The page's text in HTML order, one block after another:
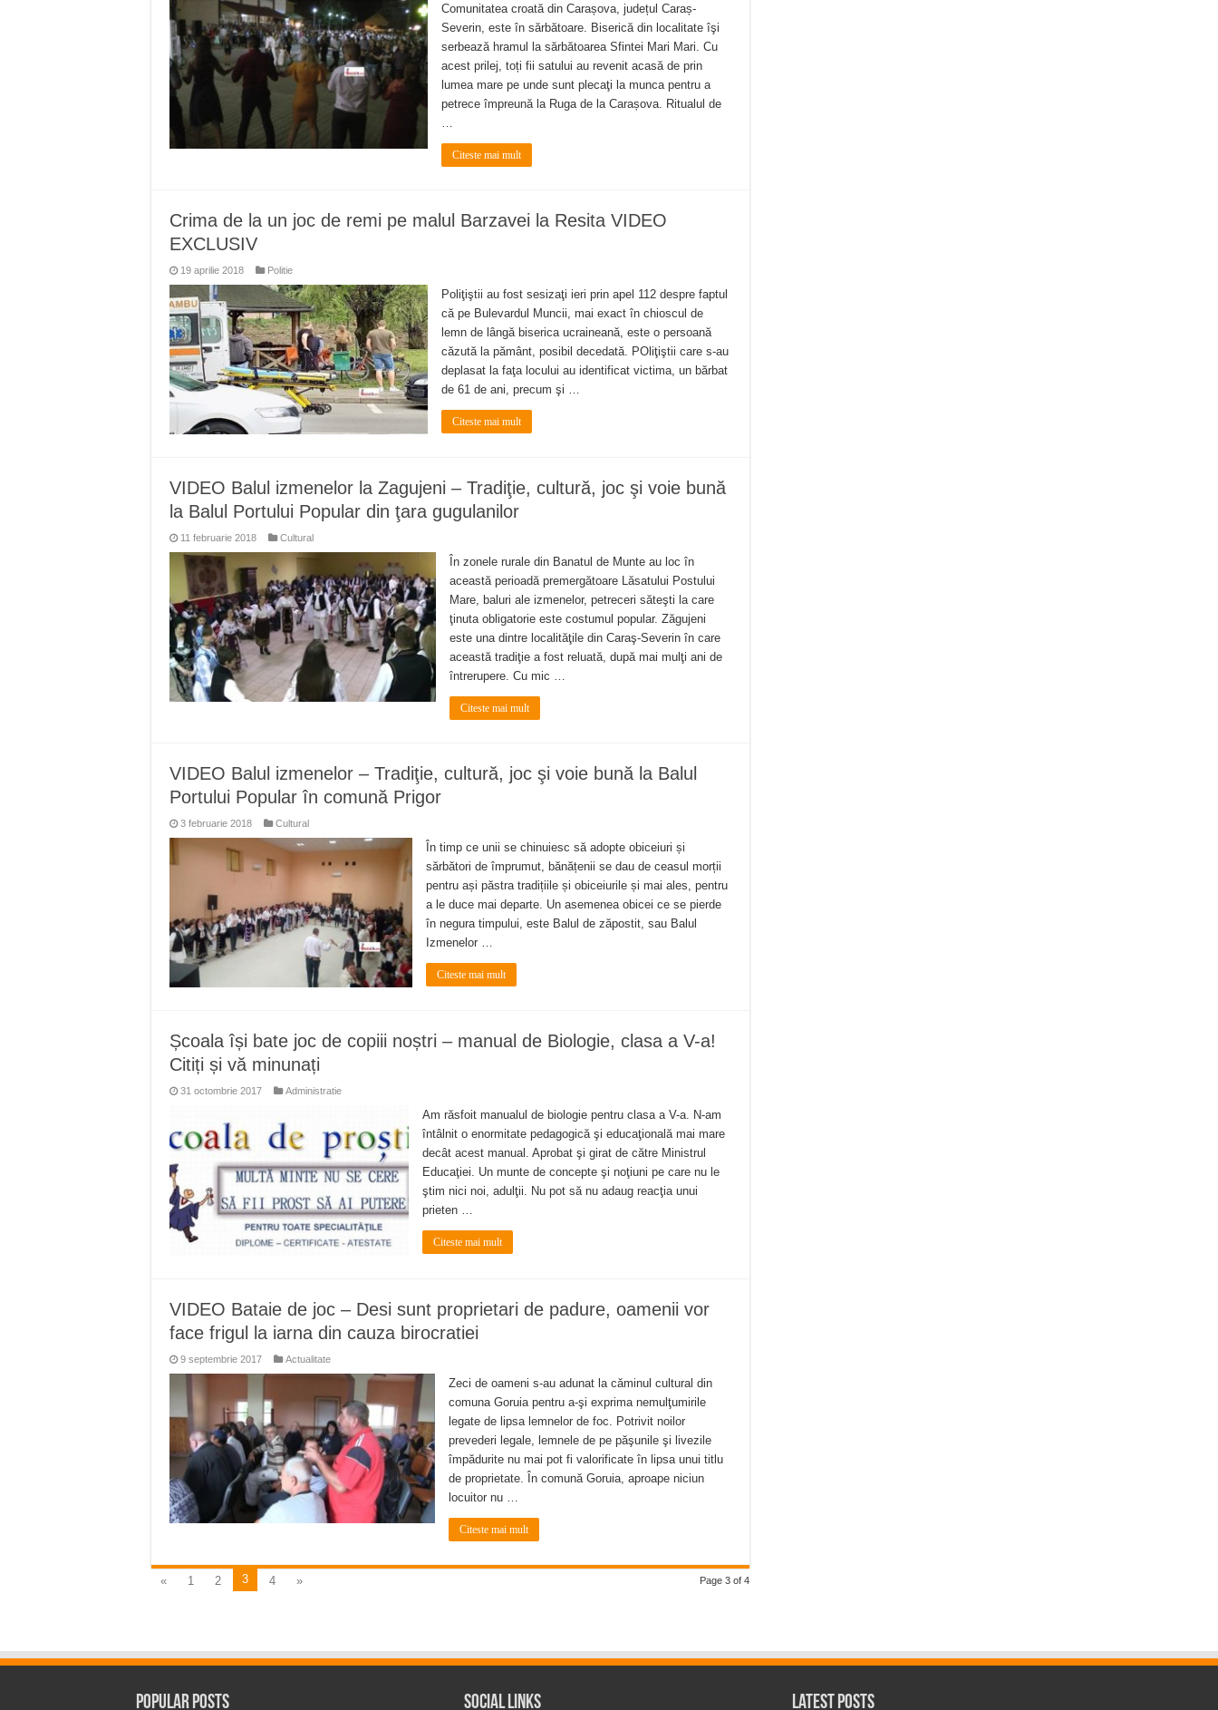
Comunitatea croată din Carașova, județul Caraș-
Severin, este în sărbătoare. Biserică din localitate îşi
serbează hramul la sărbătoarea Sfintei Mari Mari. Cu
acest prilej, toți fii satului au revenit acasă de prin
lumea mare pe unde sunt plecaţi la munca pentru a
petrece împreună la Ruga de la Carașova. Ritualul de
Citeste mai mult
Crima de la un joc de remi pe malul Barzavei la Resita VIDEO
EXCLUSIV
19 aprilie 2018 Politie
Poliţiştii au fost sesizaţi ieri prin apel 112 despre faptul
că pe Bulevardul Muncii, mai exact în chioscul de
lemn de lângă biserica ucraineană, este o persoană
căzută la pământ, posibil decedată. POliţiştii care s-au
deplasat la faţa locului au identificat victima, un bărbat
de 61 de ani, precum şi …
Citeste mai mult
VIDEO Balul izmenelor la Zagujeni – Tradiţie, cultură, joc şi voie bună
la Balul Portului Popular din ţara gugulanilor
11 februarie 2018 Cultural
În zonele rurale din Banatul de Munte au loc în
această perioadă premergătoare Lăsatului Postului
Mare, baluri ale izmenelor, petreceri săteşti la care
ţinuta obligatorie este costumul popular. Zăgujeni
este una dintre localităţile din Caraş-Severin în care
această tradiţie a fost reluată, după mai mulţi ani de
întrerupere. Cu mic …
Citeste mai mult
VIDEO Balul izmenelor – Tradiţie, cultură, joc şi voie bună la Balul
Portului Popular în comună Prigor
3 februarie 2018 Cultural
În timp ce unii se chinuiesc să adopte obiceiuri și
sărbători de împrumut, bănățenii se dau de ceasul morții
pentru ași păstra tradițiile și obiceiurile și mai ales, pentru
a le duce mai departe. Un asemenea obicei ce se pierde
în negura timpului, este Balul de zăpostit, sau Balul
Izmenelor …
Citeste mai mult
Școala își bate joc de copiii noștri – manual de Biologie, clasa a V-a!
Citiți și vă minunați
31 octombrie 2017 Administratie
Am răsfoit manualul de biologie pentru clasa a V-a. N-am
întâlnit o enormitate pedagogică şi educaţională mai mare
decât acest manual. Aprobat şi girat de către Ministrul
Educaţiei. Un munte de concepte şi noţiuni pe care nu le
ştim nici noi, adulţii. Nu pot să nu adaug reacţia unui
prieten …
Citeste mai mult
VIDEO Bataie de joc – Desi sunt proprietari de padure, oamenii vor
face frigul la iarna din cauza birocratiei
9 septembrie 2017 Actualitate
Zeci de oameni s-au adunat la căminul cultural din
comuna Goruia pentru a-şi exprima nemulţumirile
legate de lipsa lemnelor de foc. Potrivit noilor
prevederi legale, lemnele de pe păşunile şi livezile
împădurite nu mai pot fi valorificate în lipsa unui titlu
de proprietate. În comună Goruia, aproape niciun
locuitor nu …
Citeste mai mult
Page 3 of 4
« 1 2 3 4 »
Popular Posts Social Links Latest Posts